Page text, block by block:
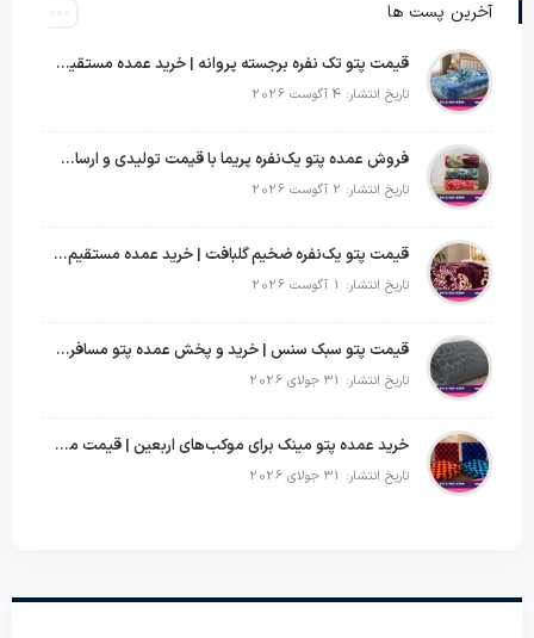
آخرین پست ها
قیمت پتو تک نفره برجسته پروانه | خرید عمده مستقیم با بهترین قیمت بازار
تاریخ انتشار: 4 آگوست 2026
فروش عمده پتو یک‌نفره پریما با قیمت تولیدی و ارسال به سراسر کشور
تاریخ انتشار: 2 آگوست 2026
قیمت پتو یک‌نفره ضخیم گلبافت | خرید عمده مستقیم با بهترین قیمت
تاریخ انتشار: 1 آگوست 2026
قیمت پتو سبک سنس | خرید و پخش عمده پتو مسافرتی Sense
تاریخ انتشار: 31 جولای 2026
خرید عمده پتو مینک برای موکب‌های اربعین | قیمت مناسب و ارسال سریع
تاریخ انتشار: 31 جولای 2026